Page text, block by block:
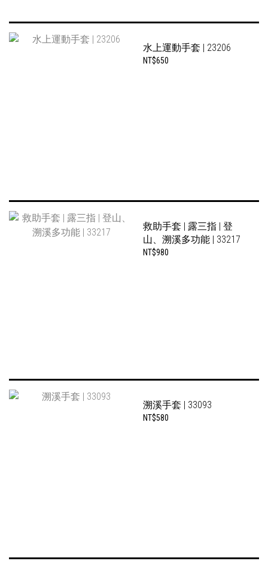
水上運動手套 | 23206
NT$650
救助手套 | 露三指 | 登
山、溯溪多功能 | 33217
NT$980
溯溪手套 | 33093
NT$580